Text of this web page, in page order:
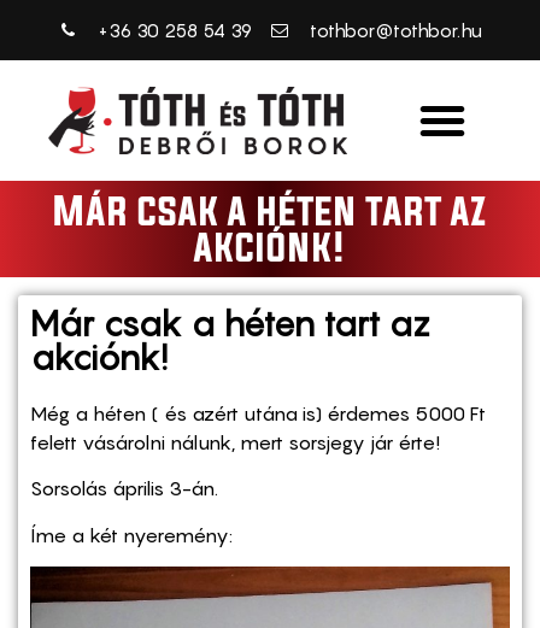
+36 30 258 54 39 tothbor@tothbor.hu
Már csak a héten tart az
akciónk!
Már csak a héten tart az
akciónk!
Még a héten ( és azért utána is) érdemes 5000 Ft
felett vásárolni nálunk, mert sorsjegy jár érte!
Sorsolás április 3-án.
Íme a két nyeremény: